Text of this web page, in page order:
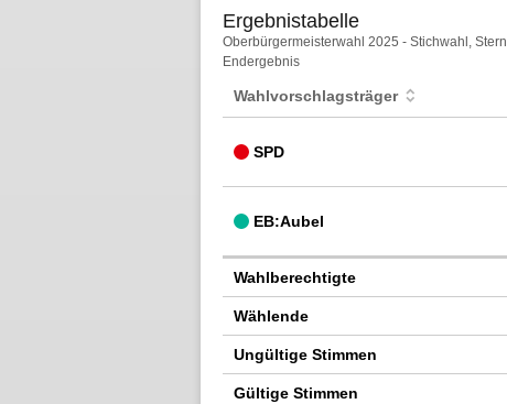
Ergebnistabelle
Ergebnistabelle
Oberbürgermeisterwahl 2025 - Stichwahl, Stern
Endergebnis
Wahlvorschlagsträger
SPD
EB:Aubel
Wahlberechtigte
Wählende
Ungültige Stimmen
Gültige Stimmen